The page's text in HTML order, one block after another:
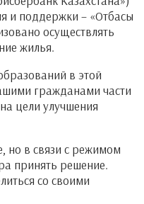
и поддержки – «Отбасы
осуществлять
жилья.
в этой
гражданами части
цели улучшения
но в связи с режимом
принять решение.
со своими